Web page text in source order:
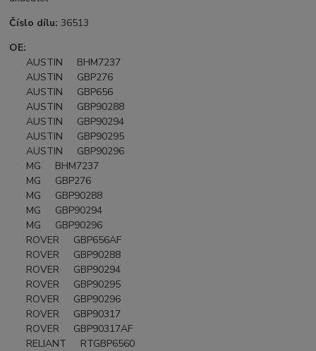
Číslo dílu: 36513
OE:
AUSTIN BHM7237
AUSTIN GBP276
AUSTIN GBP656
AUSTIN GBP90288
AUSTIN GBP90294
AUSTIN GBP90295
AUSTIN GBP90296
MG BHM7237
MG GBP276
MG GBP90288
MG GBP90294
MG GBP90296
ROVER GBP656AF
ROVER GBP90288
ROVER GBP90294
ROVER GBP90295
ROVER GBP90296
ROVER GBP90317
ROVER GBP90317AF
RELIANT RTGBP6560